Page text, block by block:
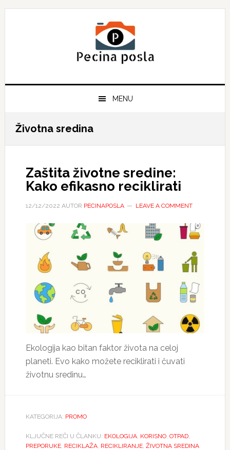
Skip
Skip
Skip
MENU
Životna sredina
Zaštita životne sredine:
Kako efikasno reciklirati
12/12/2022 AUTOR PECINAPOSLA LEAVE A COMMENT
Ekologija kao bitan faktor života na celoj
planeti. Evo kako možete reciklirati i čuvati
životnu sredinu…
KATEGORIJA: PROMO
KLJUČNE REČI U ČLANKU: EKOLOGIJA, KORISNO, OTPAD,
PREPORUKE, RECIKLAŽA, RECIKLIRANJE, ŽIVOTNA SREDINA